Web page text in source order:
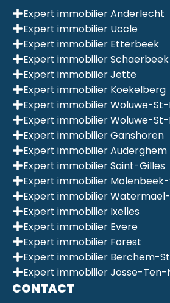
Expert immobilier Anderlecht
Expert immobilier Uccle
Expert immobilier Etterbeek
Expert immobilier Schaerbeek
Expert immobilier Jette
Expert immobilier Koekelberg
Expert immobilier Woluwe-
Expert immobilier Woluwe-
Expert immobilier Ganshoren
Expert immobilier Auderghem
Expert immobilier Saint-Gilles
Expert immobilier
Expert immobilier
Expert immobilier Ixelles
Expert immobilier Evere
Expert immobilier Forest
Expert immobilier Berchem-
Expert immobilier Josse-Ten-
CONTACT